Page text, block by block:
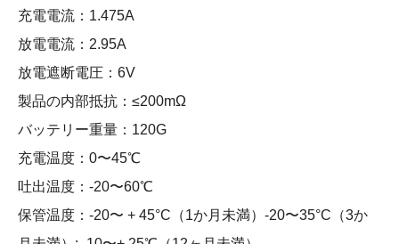
充電電流：1.475A
放電電流：2.95A
放電遮断電圧：6V
製品の内部抵抗：≤200mΩ
バッテリー重量：120G
充電温度：0〜45℃
吐出温度：-20〜60℃
保管温度：-20〜 + 45°C（1か月未満）-20〜35°C（3か